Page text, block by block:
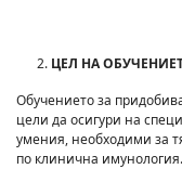
ЦЕЛ НА
Обучението за
цели да осигури на
умения, необходими за
по клинична имунология.